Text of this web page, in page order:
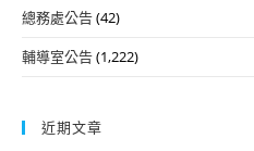
總務處公告(42)
輔導室公告(1,222)
近期文章